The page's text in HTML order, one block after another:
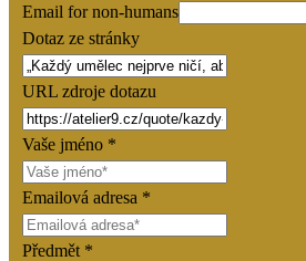
Email for non-humans
Dotaz ze stránky
URL zdroje dotazu
Vaše jméno *
Emailová adresa *
Předmět *